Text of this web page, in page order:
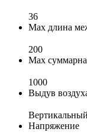
36
Max длина
200
Max
1000
Выдув
Вертикальный
Напряжение